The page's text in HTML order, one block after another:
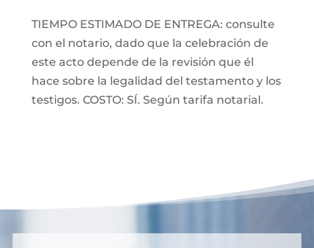
TIEMPO ESTIMADO DE ENTREGA: consulte
con el notario, dado que la celebración de
este acto depende de la revisión que él
hace sobre la legalidad del testamento y los
testigos. COSTO: SÍ. Según tarifa notarial.